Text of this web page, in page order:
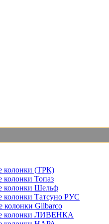
колонки (ТРК)
колонки Топаз
колонки Шельф
колонки Татсуно РУС
колонки Gilbarco
колонки ЛИВЕНКА